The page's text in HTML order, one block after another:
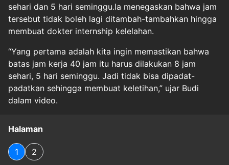
sehari dan 5 hari seminggu.Ia menegaskan bahwa jam
tersebut tidak boleh lagi ditambah-tambahkan hingga
membuat dokter internship kelelahan.
“Yang pertama adalah kita ingin memastikan bahwa
batas jam kerja 40 jam itu harus dilakukan 8 jam
sehari, 5 hari seminggu. Jadi tidak bisa dipadat-
padatkan sehingga membuat keletihan,” ujar Budi
dalam video.
Halaman
1 2